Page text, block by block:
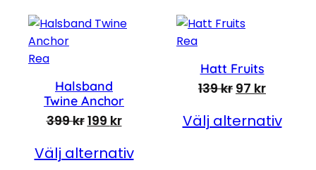
ReaProdukter på rea
Halsband
Twine Anchor
399krDet ursprungliga priset var: 399 kr.
199 krDet nuvarande priset är: 199
Välj alternativ
ReaProdukter på rea
Hatt Fruits
139kr Det
97 krDet
Välj alternativ